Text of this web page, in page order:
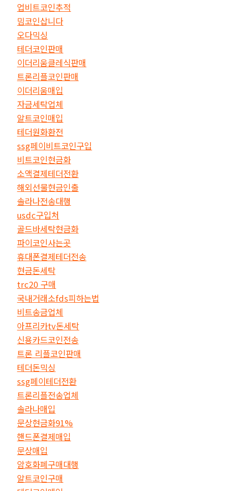
업비트코인추적
밈코인삽니다
오다믹싱
테더코인판매
이더리움클레식판매
트론리플코인판매
이더리움매입
자금세탁업체
알트코인매입
테더원화환전
ssg페이비트코인구입
비트코인현금화
소액결제테더전환
해외선물현금인출
솔라나전송대행
usdc구입처
골드바세탁현금화
파이코인사는곳
휴대폰결제테더전송
현금돈세탁
trc20 구매
국내거래소fds피하는법
비트송금업체
아프리카tv돈세탁
신용카드코인전송
트론 리플코인판매
테더돈믹싱
ssg페이테더전환
트론리플전송업체
솔라나매입
문상현금화91%
핸드폰결제매입
문상매입
암호화폐구매대행
알트코인구매